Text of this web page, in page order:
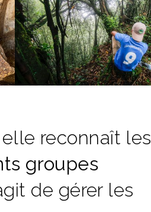
reconnaît les
groupes
de gérer les